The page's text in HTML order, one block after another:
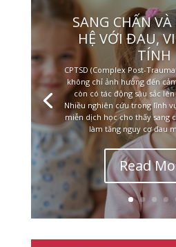
SANG CHẤN
HỆ VỚI ĐAU,
TÍNH
CPTSD (Complex Post-
không chỉ ảnh hưởng đến
còn có tác động sâu sắc
Nhiều nghiên cứu trong lĩnh
miễn dịch học cho thấy sang
làm tăng nguy cơ đau
Read